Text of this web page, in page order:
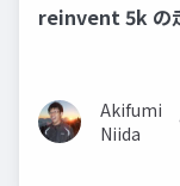
reinvent 5k の
Akifumi
Niida